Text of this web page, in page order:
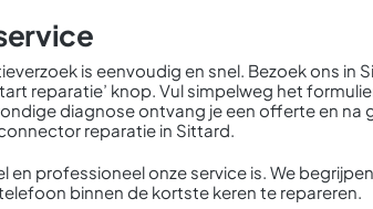
is eenvoudig en snel. Bezoek ons in
reparatie’ knop. Vul simpelweg het
diagnose ontvang je een offerte en na
reparatie in Sittard.
en professioneel onze service is. We
binnen de kortste keren te repareren.